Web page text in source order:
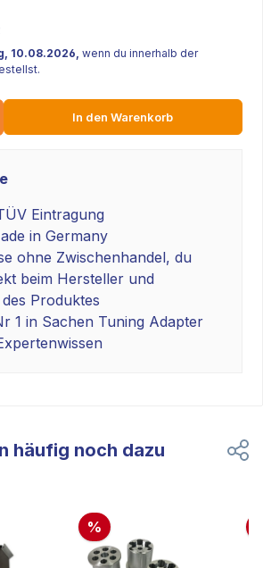
10.08.2026, wenn du innerhalb der
Anzahl
In den Warenkorb
Eintragung
in Germany
ohne Zwischenhandel, du
beim Hersteller und
Produktes
1 in Sachen Tuning Adapter
häufig noch dazu
%